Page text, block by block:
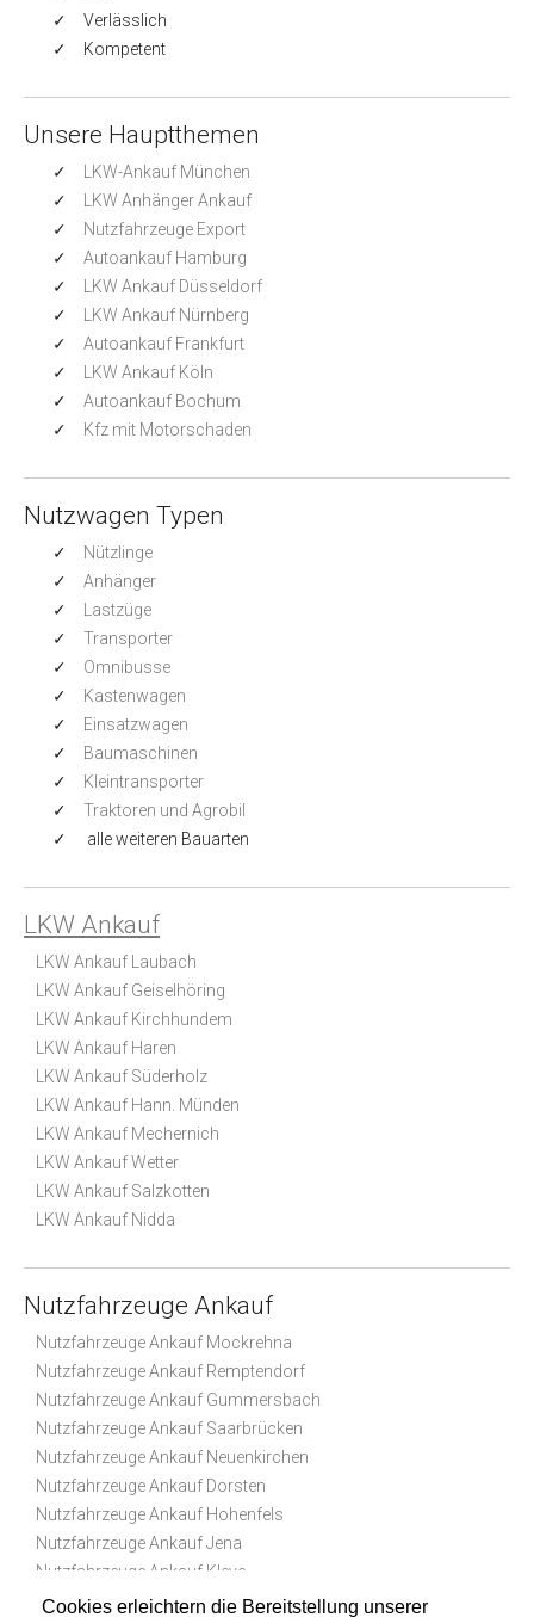
Cookies erleichtern die Bereitstellung unserer
Verlässlich
Kompetent
Unsere Hauptthemen
LKW-Ankauf München
LKW Anhänger Ankauf
Nutzfahrzeuge Export
Autoankauf Hamburg
LKW Ankauf Düsseldorf
LKW Ankauf Nürnberg
Autoankauf Frankfurt
LKW Ankauf Köln
Autoankauf Bochum
Kfz mit Motorschaden
Nutzwagen Typen
Nützlinge
Anhänger
Lastzüge
Transporter
Omnibusse
Kastenwagen
Einsatzwagen
Baumaschinen
Kleintransporter
Traktoren und Agrobil
alle weiteren Bauarten
LKW Ankauf
LKW Ankauf Laubach
LKW Ankauf Geiselhöring
LKW Ankauf Kirchhundem
LKW Ankauf Haren
LKW Ankauf Süderholz
LKW Ankauf Hann. Münden
LKW Ankauf Mechernich
LKW Ankauf Wetter
LKW Ankauf Salzkotten
LKW Ankauf Nidda
Nutzfahrzeuge Ankauf
Nutzfahrzeuge Ankauf Mockrehna
Nutzfahrzeuge Ankauf Remptendorf
Nutzfahrzeuge Ankauf Gummersbach
Nutzfahrzeuge Ankauf Saarbrücken
Nutzfahrzeuge Ankauf Neuenkirchen
Nutzfahrzeuge Ankauf Dorsten
Nutzfahrzeuge Ankauf Hohenfels
Nutzfahrzeuge Ankauf Jena
Nutzfahrzeuge Ankauf Kleve
Nutzfahrzeuge Ankauf Windeck